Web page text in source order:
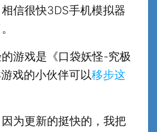
信很快3DS手机模拟器
游戏是《口袋妖怪-究极
戏的小伙伴可以移步这
为更新的挺快的，我把